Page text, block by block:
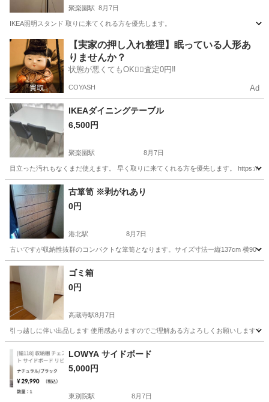
聚楽園駅 8月7日
IKEA照明スタンド 取りに来てくれる方を優先します。
愛知 東海市 聚楽園駅 照明器具 スタンド
【実家の押し入れ整理】眠っている人形あ
りませんか？
状態が悪くてもOK🙆‍♀️査定0円‼️
COYASH Ad
IKEAダイニングテーブル
6,500円
聚楽園駅 8月7日
目立った汚れもなくまだ使えます。 早く取りに来てくれる方を優先します。 https://
愛知 東海市 聚楽園駅 ダイニングセット
古箪笥 ※剥がれあり
0円
港北駅 8月7日
古いですが収納性抜群のコンパクトな箪笥となります。サイズ寸法ー縦137cm 横90
愛知 名古屋市 港北駅
ゴミ箱
0円
高蔵寺駅8月7日
引っ越しに伴い出品します 使用感ありますのでご理解ある方よろしくお願いします
高蔵寺駅 家具
LOWYA サイドボード
5,000円
東別院駅 8月7日